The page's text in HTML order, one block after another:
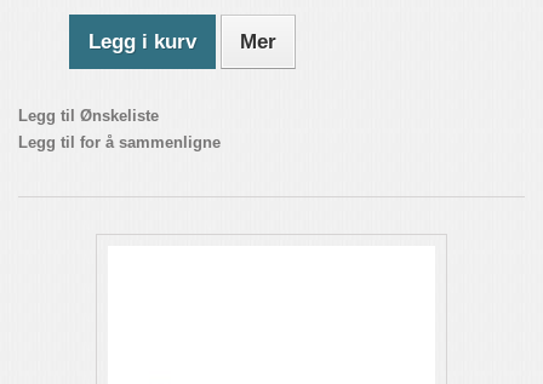
Legg i kurv Mer
Legg til Ønskeliste
Legg til for å sammenligne